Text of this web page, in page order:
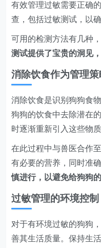
有效管理过敏需要正确
查，包括过敏测试，以
可用的检测方法有几种
测试提供了宝贵的洞见
消除饮食作为管理策
消除饮食是识别狗狗食
狗狗的饮食中去除潜在
时逐渐重新引入这些物质
在此过程中与兽医合作
有必要的营养，同时准
慎进行，以避免给狗狗
过敏管理的环境控制
对于有环境过敏的狗狗
善其生活质量。保持生